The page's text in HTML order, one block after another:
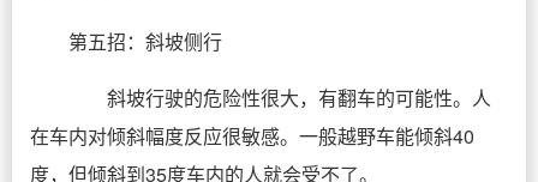
第五招：斜坡侧行
斜坡行驶的危险性很大，有翻车的可能性。人
在车内对倾斜幅度反应很敏感。一般越野车能倾斜40
度，但倾斜到35度车内的人就会受不了。